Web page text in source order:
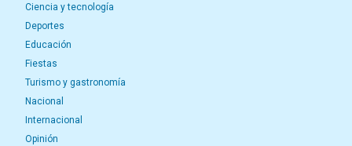
Ciencia y tecnología
Deportes
Educación
Fiestas
Turismo y gastronomía
Nacional
Internacional
Opinión